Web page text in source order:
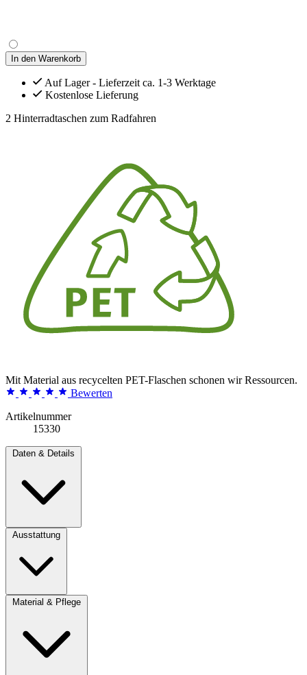
In den Warenkorb
Auf Lager - Lieferzeit ca. 1-3 Werktage
Kostenlose Lieferung
2 Hinterradtaschen zum Radfahren
Mit Material aus recycelten PET-Flaschen schonen wir Ressourcen.
Bewerten
Artikelnummer
15330
Daten & Details
Ausstattung
Material & Pflege